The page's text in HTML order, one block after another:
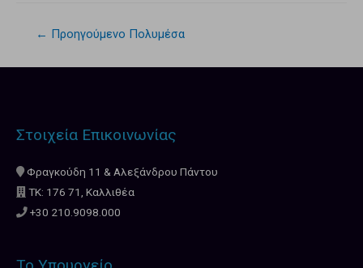
← Προηγούμενο Πολυμέσα
Στοιχεία Επικοινωνίας
Φραγκούδη 11 & Αλεξάνδρου Πάντου
ΤΚ: 176 71, Καλλιθέα
+30 210.9098.000